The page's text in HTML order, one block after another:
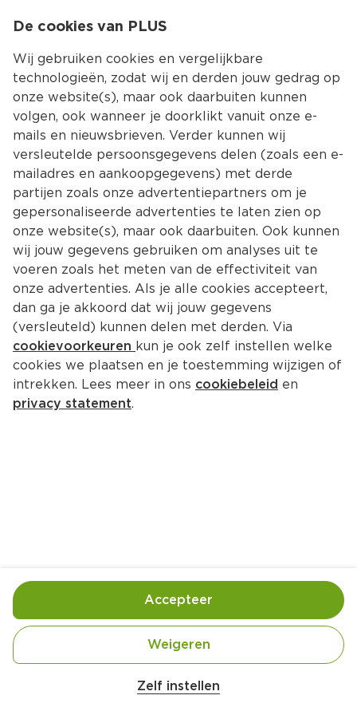
Kies jouw
Terug Producten
Verkade Hazelnoot/melk
chocoladereep
Handige informatie over dit product
Fairtrade Cacao
De cookies van PLUS
Wij gebruiken cookies en vergelijkbare
technologieën, zodat wij en derden jouw gedrag op
onze website(s), maar ook daarbuiten kunnen
volgen, ook wanneer je doorklikt vanuit onze e-
mails en nieuwsbrieven. Verder kunnen wij
versleutelde persoonsgegevens delen (zoals een e-
mailadres en aankoopgegevens) met derde
partijen zoals onze advertentiepartners om je
gepersonaliseerde advertenties te laten zien op
onze website(s), maar ook daarbuiten. Ook kunnen
wij jouw gegevens gebruiken om analyses uit te
voeren zoals het meten van de effectiviteit van
onze advertenties. Als je alle cookies accepteert,
dan ga je akkoord dat wij jouw gegevens
(versleuteld) kunnen delen met derden. Via
cookievoorkeuren kun je ook zelf instellen welke
cookies we plaatsen en je toestemming wijzigen of
intrekken. Lees meer in ons cookiebeleid en
privacy statement.
Zelf instellen
Weigeren
Accepteer